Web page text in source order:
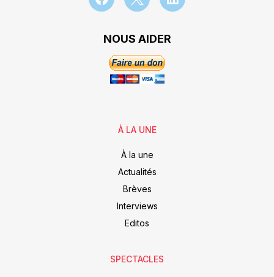
NOUS AIDER
À LA UNE
À la une
Actualités
Brèves
Interviews
Editos
SPECTACLES